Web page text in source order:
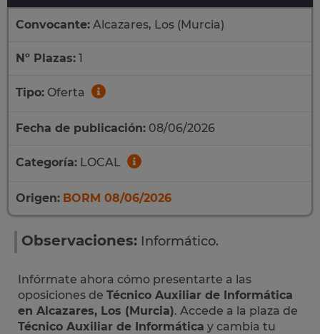
Convocante: Alcazares, Los (Murcia)
Nº Plazas: 1
Tipo: Oferta
Fecha de publicación: 08/06/2026
Categoría: LOCAL
Origen: BORM 08/06/2026
Observaciones: Informático.
Infórmate ahora cómo presentarte a las
oposiciones de Técnico Auxiliar de Informática
en Alcazares, Los (Murcia). Accede a la plaza de
Técnico Auxiliar de Informática y cambia tu